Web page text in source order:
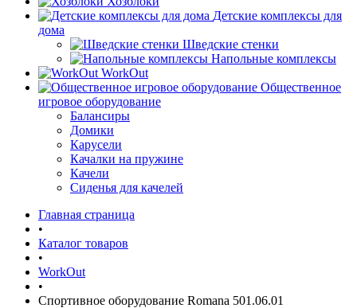
Детские комплексы для
дома
Шведские стенки
Напольные комплексы
WorkOut
Общественное
игровое оборудование
Балансиры
Домики
Карусели
Качалки на пружине
Качели
Сиденья для качелей
Главная страница
•
Каталог товаров
•
WorkOut
•
Спортивное оборудование Romana 501.06.01